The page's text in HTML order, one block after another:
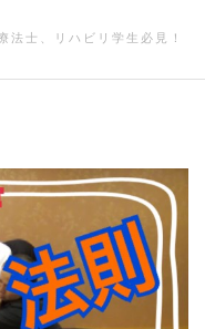
法士、リハビリ学生必見！